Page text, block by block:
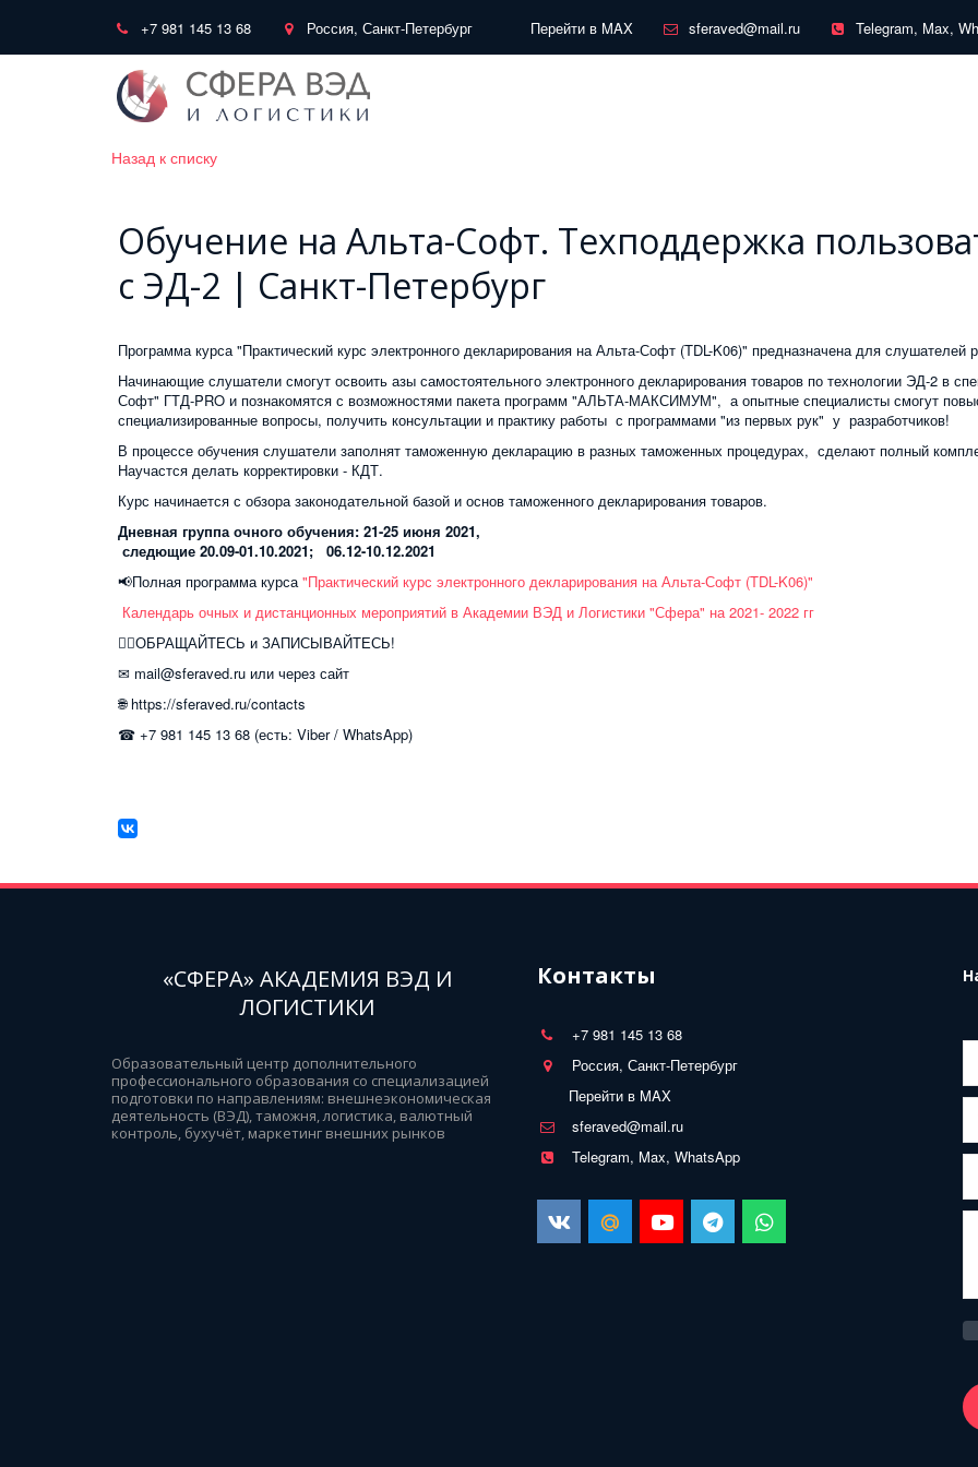
+7 981 145 13 68 Россия, Санкт-Петербург Перейти в MAX sferaved@mail.ru Telegram, Max,
Назад к списку
Обучение на Альта-Софт. Техподдержка
с ЭД-2 | Санкт-Петербург
Программа курса "Практический курс электронного декларирования на Альта-Софт (TDL-K06)" предназначена для слушателей
Начинающие слушатели смогут освоить азы самостоятельного электронного декларирования товаров по технологии ЭД-2 в
Софт" ГТД-PRO и познакомятся с возможностями пакета программ "АЛЬТА-МАКСИМУМ", а опытные специалисты смогут
специализированные вопросы, получить консультации и практику работы с программами "из первых рук" у разработчиков!
В процессе обучения слушатели заполнят таможенную декларацию в разных таможенных процедурах, сделают полный
Научастся делать корректировки - КДТ.
Курс начинается с обзора законодательной базой и основ таможенного декларирования товаров.
Дневная группа очного обучения: 21-25 июня 2021,
следющие 20.09-01.10.2021; 06.12-10.12.2021
📢Полная программа курса"Практический курс электронного декларирования на Альта-Софт (TDL-K06)"
Календарь очных и дистанционных мероприятий в Академии ВЭД и Логистики "Сфера" на 2021- 2022 гг
👍🏻ОБРАЩАЙТЕСЬ и ЗАПИСЫВАЙТЕСЬ!
✉ mail@sferaved.ru или через сайт
🌐 https://sferaved.ru/contacts
☎ +7 981 145 13 68 (есть: Viber / WhatsApp)
«СФЕРА» АКАДЕМИЯ ВЭД И
ЛОГИСТИКИ
Образовательный центр дополнительного
профессионального образования со специализацией
подготовки по направлениям: внешнеэкономическая
деятельность (ВЭД), таможня, логистика, валютный
контроль, бухучёт, маркетинг внешних рынков
Контакты
+7 981 145 13 68
Россия, Санкт-Петербург
Перейти в MAX
sferaved@mail.ru
Telegram, Max, WhatsApp